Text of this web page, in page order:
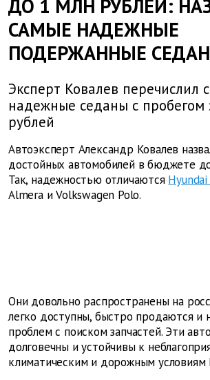
ДО 1 МЛН РУБЛЕЙ:
САМЫЕ НАДЕЖНЫЕ
ПОДЕРЖАННЫЕ
Эксперт Ковалев перечислил
надежные седаны с пробегом
рублей
Автоэксперт Александр Ковалев
достойных автомобилей в бюджете
Так, надежностью отличаются
Almera и Volkswagen Polo.
Они довольно распространены на
легко доступны, быстро продаются и
проблем с поиском запчастей. Эти
долговечны и устойчивы к
климатическим и дорожным условиям